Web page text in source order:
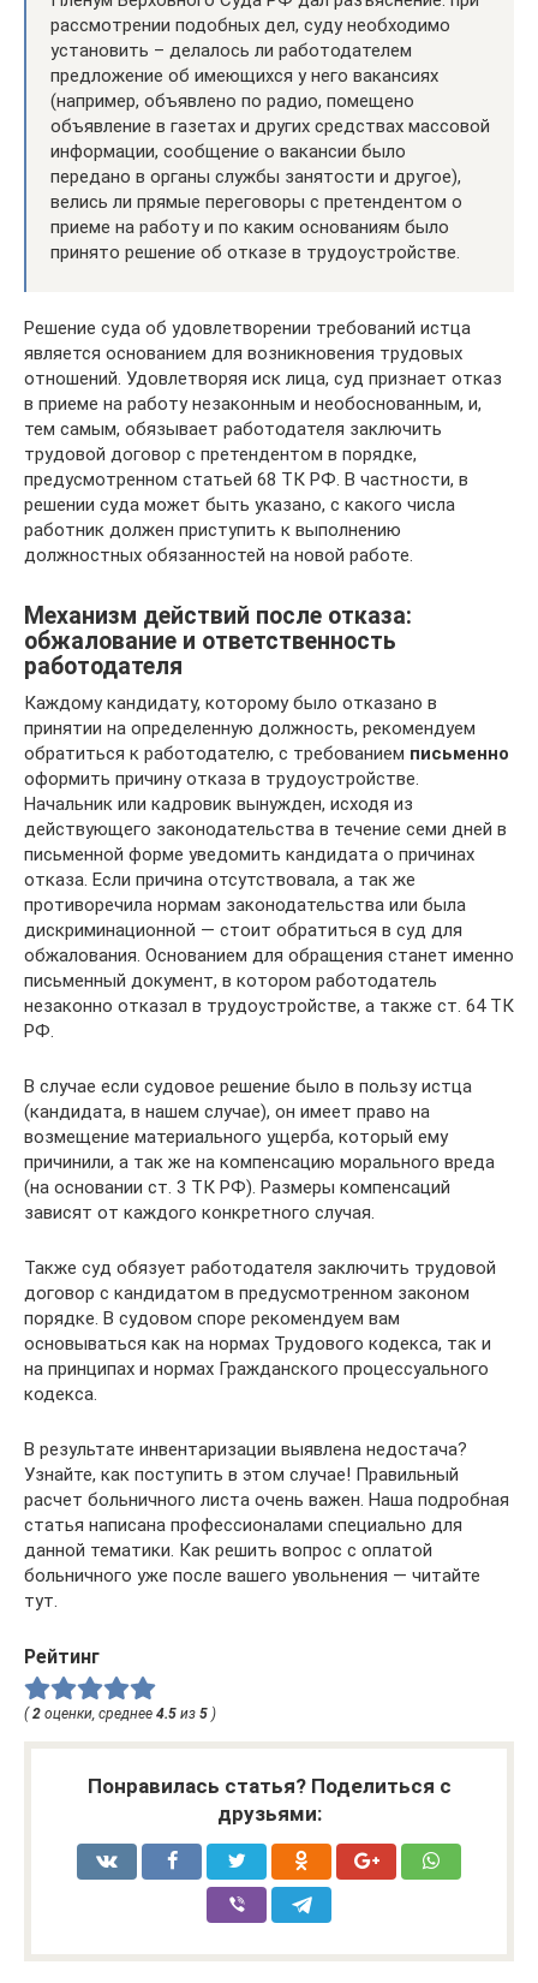
рассмотрении подобных дел, суду необходимо
установить – делалось ли работодателем
предложение об имеющихся у него вакансиях
(например, объявлено по радио, помещено
объявление в газетах и других средствах массовой
информации, сообщение о вакансии было
передано в органы службы занятости и другое),
велись ли прямые переговоры с претендентом о
приеме на работу и по каким основаниям было
принято решение об отказе в трудоустройстве.
Решение суда об удовлетворении требований истца
является основанием для возникновения трудовых
отношений. Удовлетворяя иск лица, суд признает отказ
в приеме на работу незаконным и необоснованным, и,
тем самым, обязывает работодателя заключить
трудовой договор с претендентом в порядке,
предусмотренном статьей 68 ТК РФ. В частности, в
решении суда может быть указано, с какого числа
работник должен приступить к выполнению
должностных обязанностей на новой работе.
Механизм действий после отказа:
обжалование и ответственность
работодателя
Каждому кандидату, которому было отказано в
принятии на определенную должность, рекомендуем
обратиться к работодателю, с требованием письменно
оформить причину отказа в трудоустройстве.
Начальник или кадровик вынужден, исходя из
действующего законодательства в течение семи дней в
письменной форме уведомить кандидата о причинах
отказа. Если причина отсутствовала, а так же
противоречила нормам законодательства или была
дискриминационной — стоит обратиться в суд для
обжалования. Основанием для обращения станет именно
письменный документ, в котором работодатель
незаконно отказал в трудоустройстве, а также ст. 64 ТК
РФ.
В случае если судовое решение было в пользу истца
(кандидата, в нашем случае), он имеет право на
возмещение материального ущерба, который ему
причинили, а так же на компенсацию морального вреда
(на основании ст. 3 ТК РФ). Размеры компенсаций
зависят от каждого конкретного случая.
Также суд обязует работодателя заключить трудовой
договор с кандидатом в предусмотренном законом
порядке. В судовом споре рекомендуем вам
основываться как на нормах Трудового кодекса, так и
на принципах и нормах Гражданского процессуального
кодекса.
В результате инвентаризации выявлена недостача?
Узнайте, как поступить в этом случае! Правильный
расчет больничного листа очень важен. Наша подробная
статья написана профессионалами специально для
данной тематики. Как решить вопрос с оплатой
больничного уже после вашего увольнения — читайте
тут.
Рейтинг
(2 оценки, среднее 4.5 из 5 )
Понравилась статья? Поделиться с
друзьями: